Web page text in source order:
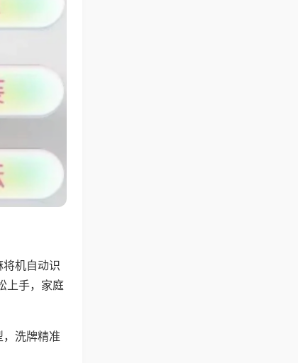
将机自动识
上手，家庭
洗牌精准